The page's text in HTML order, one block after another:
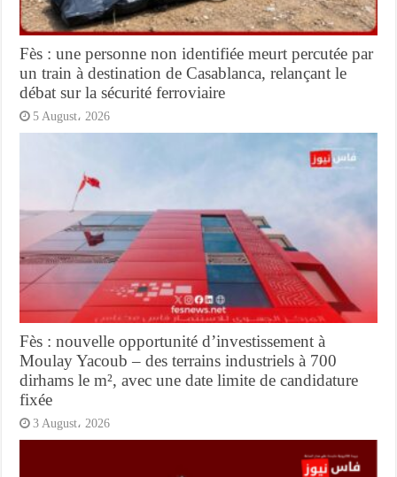
Fès : une personne non identifiée meurt percutée par
un train à destination de Casablanca, relançant le
débat sur la sécurité ferroviaire
5 August، 2026
Fès : nouvelle opportunité d’investissement à
Moulay Yacoub – des terrains industriels à 700
dirhams le m², avec une date limite de candidature
fixée
3 August، 2026